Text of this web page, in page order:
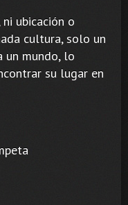
ubicación o
cultura, solo un
un mundo, lo
su lugar en